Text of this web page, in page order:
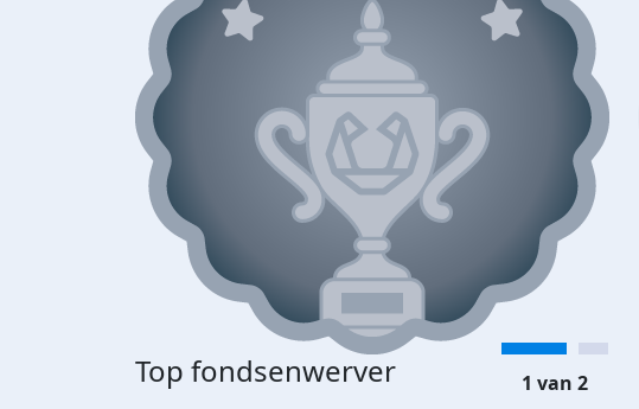
Top fondsenwerver 1 van 2